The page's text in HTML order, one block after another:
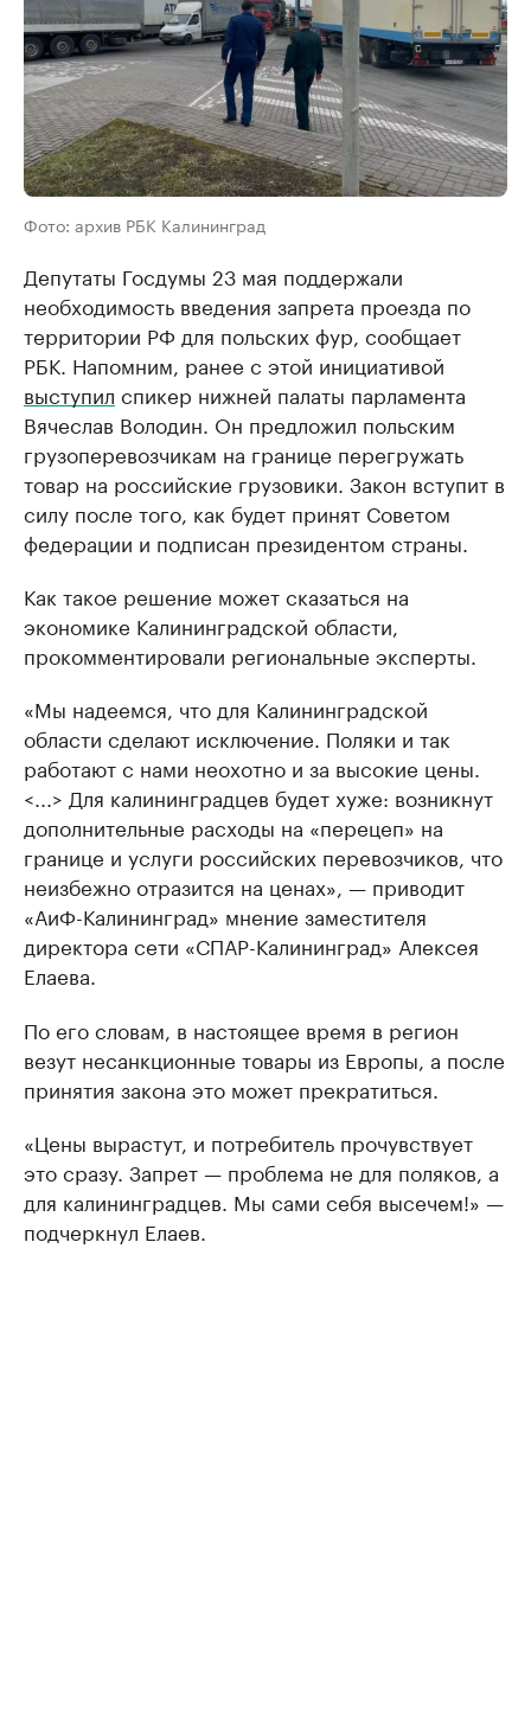
Фото: архив РБК Калининград
Депутаты Госдумы 23 мая поддержали
необходимость введения запрета проезда по
территории РФ для польских фур, сообщает
РБК. Напомним, ранее с этой инициативой
выступил спикер нижней палаты парламента
Вячеслав Володин. Он предложил польским
грузоперевозчикам на границе перегружать
товар на российские грузовики. Закон вступит в
силу после того, как будет принят Советом
федерации и подписан президентом страны.
Как такое решение может сказаться на
экономике Калининградской области,
прокомментировали региональные эксперты.
«Мы надеемся, что для Калининградской
области сделают исключение. Поляки и так
работают с нами неохотно и за высокие цены.
<...> Для калининградцев будет хуже: возникнут
дополнительные расходы на «перецеп» на
границе и услуги российских перевозчиков, что
неизбежно отразится на ценах», — приводит
«АиФ-Калининград» мнение заместителя
директора сети «СПАР-Калининград» Алексея
Елаева.
По его словам, в настоящее время в регион
везут несанкционные товары из Европы, а после
принятия закона это может прекратиться.
«Цены вырастут, и потребитель прочувствует
это сразу. Запрет — проблема не для поляков, а
для калининградцев. Мы сами себя высечем!» —
подчеркнул Елаев.